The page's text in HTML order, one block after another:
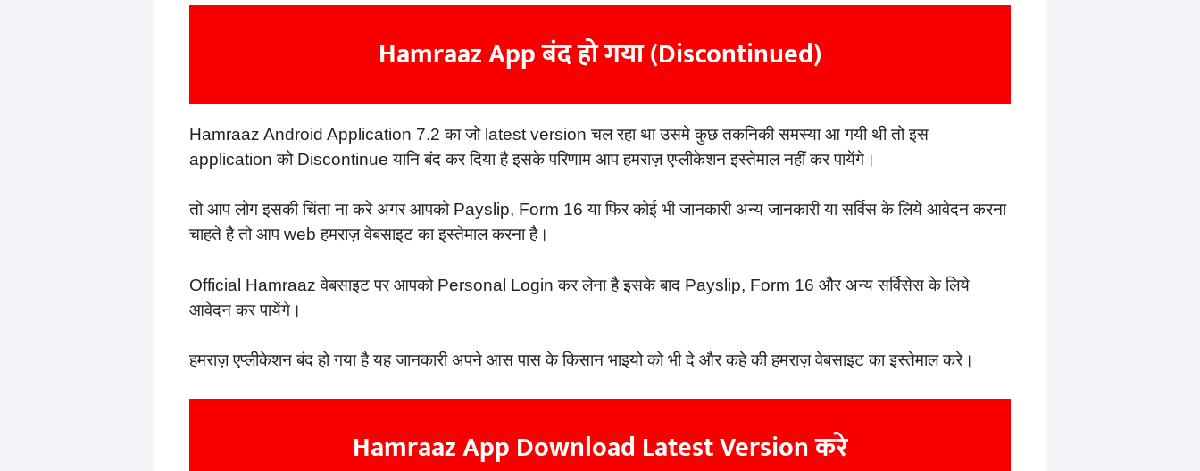
Hamraaz App बंद हो गया (Discontinued)
Hamraaz Android Application 7.2 का जो latest version चल रहा था उसमे कुछ तकनिकी समस्या आ गयी थी तो इस
application को Discontinue यानि बंद कर दिया है इसके परिणाम आप हमराज़ एप्लीकेशन इस्तेमाल नहीं कर पायेंगे।
तो आप लोग इसकी चिंता ना करे अगर आपको Payslip, Form 16 या फिर कोई भी जानकारी अन्य जानकारी या सर्विस के लिये आवेदन करना
चाहते है तो आप web हमराज़ वेबसाइट का इस्तेमाल करना है।
Official Hamraaz वेबसाइट पर आपको Personal Login कर लेना है इसके बाद Payslip, Form 16 और अन्य सर्विसेस के लिये
आवेदन कर पायेंगे।
हमराज़ एप्लीकेशन बंद हो गया है यह जानकारी अपने आस पास के किसान भाइयो को भी दे और कहे की हमराज़ वेबसाइट का इस्तेमाल करे।
Hamraaz App Download Latest Version करे